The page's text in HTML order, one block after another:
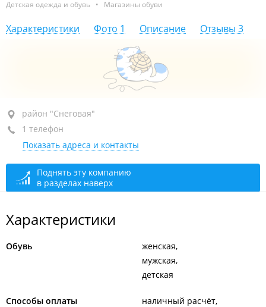
Детская одежда и обувь • Магазины обуви
Характеристики Фото 1 Описание Отзывы 3
район "Снеговая", ул. Деревенская, 20 стр. 8
пав. 8
+7 950 298-89-81
сегодня закрыто
район "Снеговая"
1 телефон
Показать адреса и контакты
Поднять эту компанию
в разделах наверх
Характеристики
Обувь
женская
мужская
детская
Способы оплаты
наличный расчёт